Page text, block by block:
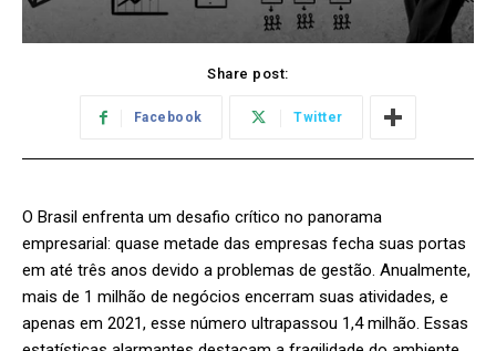
Share post:
Facebook Twitter
O Brasil enfrenta um desafio crítico no panorama
empresarial: quase metade das empresas fecha suas portas
em até três anos devido a problemas de gestão. Anualmente,
mais de 1 milhão de negócios encerram suas atividades, e
apenas em 2021, esse número ultrapassou 1,4 milhão. Essas